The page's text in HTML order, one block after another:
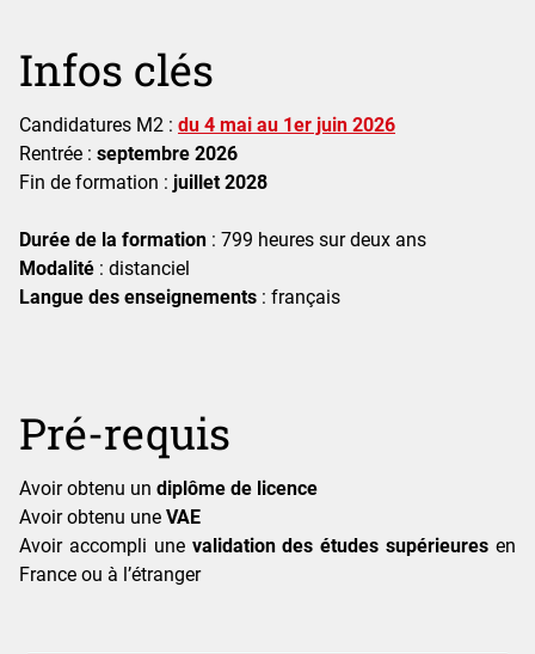
Détails
Infos clés
Candidatures M2 : du 4 mai au 1er juin 2026
Rentrée : septembre 2026
Fin de formation : juillet 2028
Durée de la formation : 799 heures sur deux ans
Modalité : distanciel
Langue des enseignements : français
Pré-requis
Avoir obtenu un diplôme de licence
Avoir obtenu une VAE
Avoir accompli une validation des études supérieures en
France ou à l’étranger